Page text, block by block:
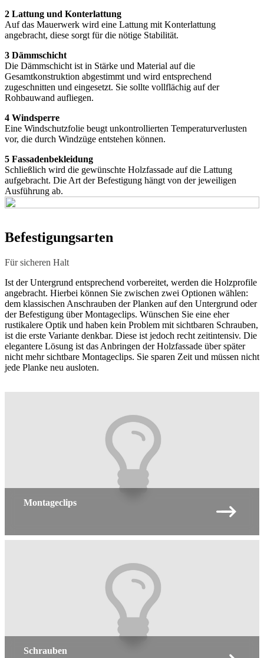
2 Lattung und Konterlattung
Auf das Mauerwerk wird eine Lattung mit Konterlattung
angebracht, diese sorgt für die nötige Stabilität.
3 Dämmschicht
Die Dämmschicht ist in Stärke und Material auf die
Gesamtkonstruktion abgestimmt und wird entsprechend
zugeschnitten und eingesetzt. Sie sollte vollflächig auf der
Rohbauwand aufliegen.
4 Windsperre
Eine Windschutzfolie beugt unkontrollierten Temperaturverlusten
vor, die durch Windzüge entstehen können.
5 Fassadenbekleidung
Schließlich wird die gewünschte Holzfassade auf die Lattung
aufgebracht. Die Art der Befestigung hängt von der jeweiligen
Ausführung ab.
Befestigungsarten
Für sicheren Halt
Ist der Untergrund entsprechend vorbereitet, werden die Holzprofile
angebracht. Hierbei können Sie zwischen zwei Optionen wählen:
dem klassischen Anschrauben der Planken auf den Untergrund oder
der Befestigung über Montageclips. Wünschen Sie eine eher
rustikalere Optik und haben kein Problem mit sichtbaren Schrauben,
ist die erste Variante denkbar. Diese ist jedoch recht zeitintensiv. Die
elegantere Lösung ist das Anbringen der Holzfassade über später
nicht mehr sichtbare Montageclips. Sie sparen Zeit und müssen nicht
jede Planke neu ausloten.
Montageclips
Schrauben